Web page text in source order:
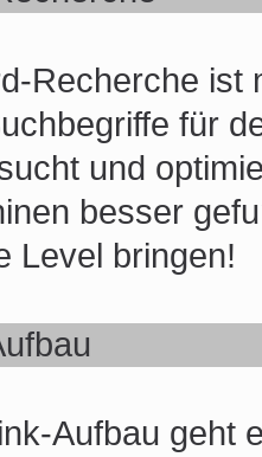
Recherche ist
für
und
besser
Level bringen!
Aufbau geht